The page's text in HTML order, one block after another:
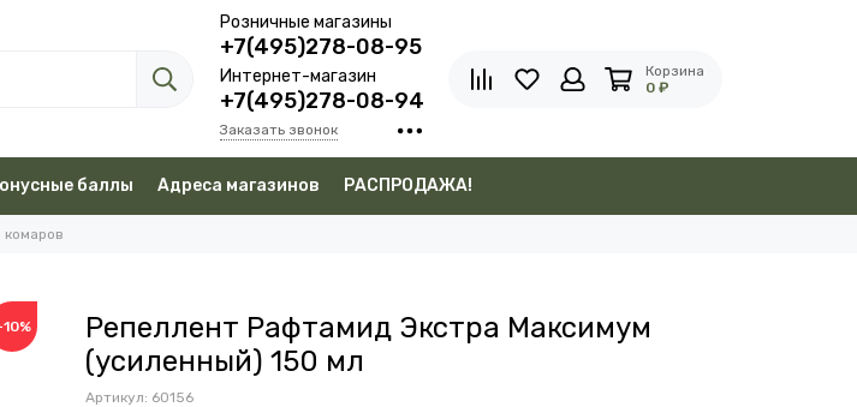
Розничные магазины
+7(495)278-08-95
Интернет-магазин
+7(495)278-08-94
Заказать звонок
Корзина
0 ₽
баллы Адреса магазинов РАСПРОДАЖА!
комаров
Репеллент Рафтамид Экстра Максимум
(усиленный) 150 мл
Артикул: 60156